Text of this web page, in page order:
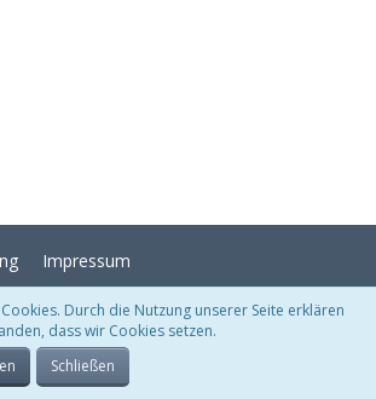
Impressum
Temptation , erstellt vonKittMedia
Software:
Durch die Nutzung unserer Seite erklären
dass wir Cookies setzen.
Schließen